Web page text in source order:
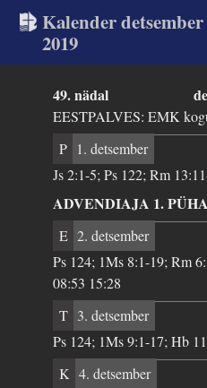
Kalender detsember
2019
49. nädal
EESTPALVES: EMK
P 1. detsember
Js 2:1-5; Ps 122; Rm
ADVENDIAJA 1.
E 2. detsember
Ps 124; 1Ms 8:1-19; Rm
08:53 15:28
T 3. detsember
Ps 124; 1Ms 9:1-17; Hb
K 4. detsember